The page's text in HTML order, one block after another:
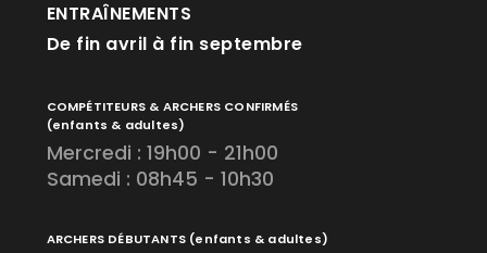
ENTRAÎNEMENTS
De fin avril à fin septembre
COMPÉTITEURS & ARCHERS CONFIRMÉS
(enfants & adultes)
Mercredi : 19h00 - 21h00
Samedi : 08h45 - 10h30
ARCHERS DÉBUTANTS (enfants & adultes)